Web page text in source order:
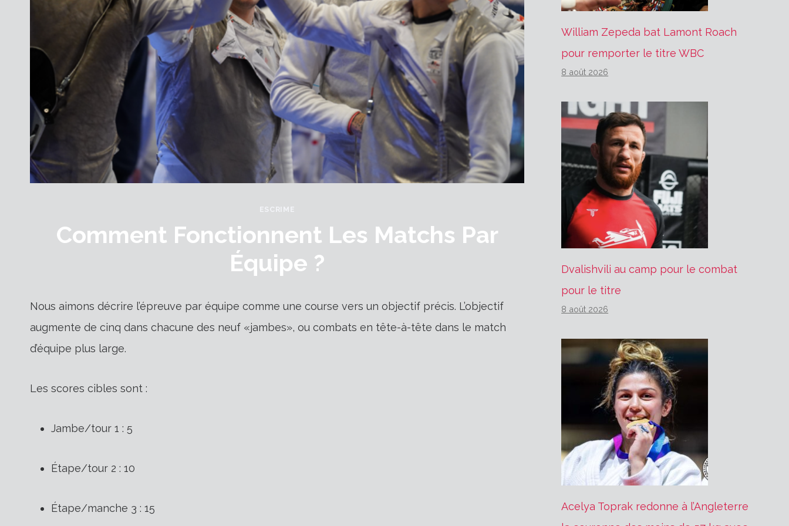
ESCRIME
Comment Fonctionnent Les Matchs Par
Équipe ?
Nous aimons décrire l’épreuve par équipe comme une course vers un objectif précis. L’objectif
augmente de cinq dans chacune des neuf «jambes», ou combats en tête-à-tête dans le match
d’équipe plus large.
Les scores cibles sont :
Jambe/tour 1 : 5
Étape/tour 2 : 10
Étape/manche 3 : 15
William Zepeda bat Lamont Roach
pour remporter le titre WBC
8 août 2026
Dvalishvili au camp pour le combat
pour le titre
8 août 2026
Acelya Toprak redonne à l’Angleterre